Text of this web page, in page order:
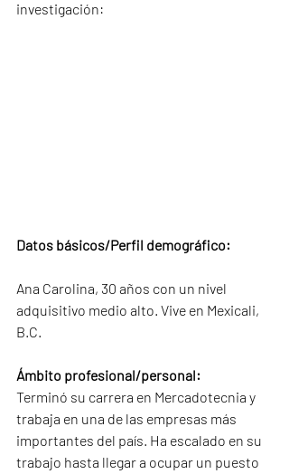
investigación:
Datos básicos/Perfil demográfico:
Ana Carolina, 30 años con un nivel
adquisitivo medio alto. Vive en Mexicali,
B.C.
Ámbito profesional/personal:
Terminó su carrera en Mercadotecnia y
trabaja en una de las empresas más
importantes del país. Ha escalado en su
trabajo hasta llegar a ocupar un puesto